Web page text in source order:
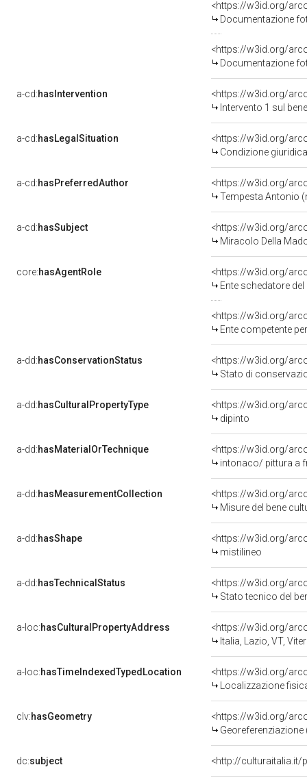
Documentazione
Documentazione
a-cd:hasIntervention
<https://w3id.org/
Intervento 1 sul
a-cd:hasLegalSituation
<https://w3id.org/
Condizione
a-cd:hasPreferredAuthor
<https://w3id.org/
Tempesta Antonio
a-cd:hasSubject
<https://w3id.org/
Miracolo Della
core:hasAgentRole
<https://w3id.org/
Ente schedatore
<https://w3id.org/
Ente competente per tutela del
a-dd:hasConservationStatus
<https://w3id.org/
Stato di
a-dd:hasCulturalPropertyType
<https://w3id.org/
dipinto
a-dd:hasMaterialOrTechnique
<https://w3id.org/
intonaco/ pittura a
a-dd:hasMeasurementCollection
<https://w3id.org/
Misure del bene
a-dd:hasShape
<https://w3id.org/
mistilineo
a-dd:hasTechnicalStatus
<https://w3id.org/
Stato tecnico del
a-loc:hasCulturalPropertyAddress
<https://w3id.org/
Italia, Lazio, VT,
a-loc:hasTimeIndexedTypedLocation
<https://w3id.org/
Localizzazione
clv:hasGeometry
<https://w3id.org/
Georeferenziazione
dc:subject <http://culturaitalia.it/